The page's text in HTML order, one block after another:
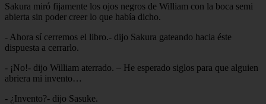
Sakura miró fijamente los ojos negros de William con la boca semi
abierta sin poder creer lo que había dicho.
- Ahora sí cerremos el libro.- dijo Sakura gateando hacia éste
dispuesta a cerrarlo.
- ¡No!- dijo William aterrado. – He esperado siglos para que alguien
abriera mi invento…
- ¿Invento?- dijo Sasuke.